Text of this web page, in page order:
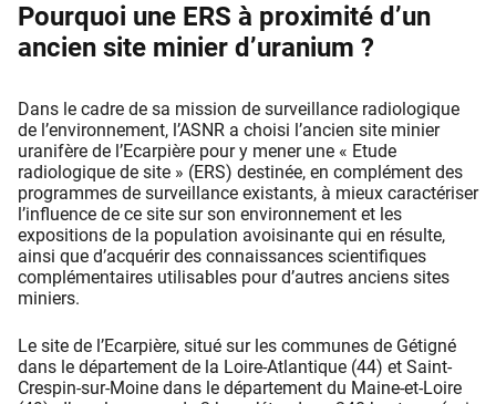
Pourquoi une ERS à proximité d’un
ancien site minier d’uranium ?
Dans le cadre de sa mission de surveillance radiologique
de l’environnement, l’ASNR a choisi l’ancien site minier
uranifère de l’Ecarpière pour y mener une « Etude
radiologique de site » (ERS) destinée, en complément des
programmes de surveillance existants, à mieux caractériser
l’influence de ce site sur son environnement et les
expositions de la population avoisinante qui en résulte,
ainsi que d’acquérir des connaissances scientifiques
complémentaires utilisables pour d’autres anciens sites
miniers.
Le site de l’Ecarpière, situé sur les communes de Gétigné
dans le département de la Loire-Atlantique (44) et Saint-
Crespin-sur-Moine dans le département du Maine-et-Loire